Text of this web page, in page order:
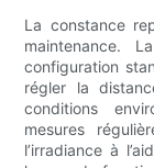
La constance
maintenance.
configuration
régler la
conditions
mesures
l’irradiance à